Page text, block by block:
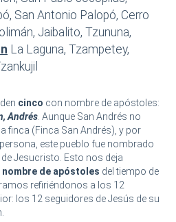
San Antonio Palopó, Cerro
Jaibalito, Tzununa,
La Laguna, Tzampetey,
cinco con nombre de apóstoles:
Andrés . Aunque San Andrés no
finca (Finca San Andrés), y por
este pueblo fue nombrado
Jesucristo. Esto nos deja
nombre de apóstoles del tiempo de
refiriéndonos a los 12
los 12 seguidores de Jesús de su